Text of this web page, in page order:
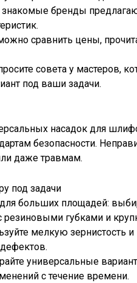
бренды
сравнить цены,
совета у мастеров,
под ваши задачи.
насадок для
безопасности.
даже травмам.
под задачи
больших площадей:
губками и
мелкую зернистость
универсальные
с течение времени.